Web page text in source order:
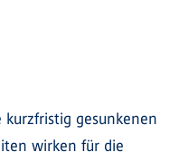
kurzfristig gesunkenen
wirken für die